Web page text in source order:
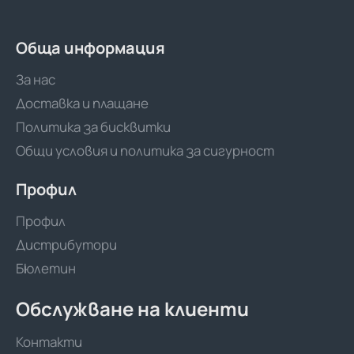
Обща информация
За нас
Доставка и плащане
Политика за бисквитки
Общи условия и политика за сигурност
Профил
Профил
Дистрибутори
Бюлетин
Обслужване на клиенти
Контакти